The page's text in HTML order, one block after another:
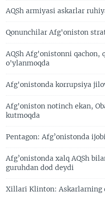
AQSh armiyasi askarlar
Qonunchilar Afg'oniston
AQSh Afg'onistonni qachon,
o'ylanmoqda
Afg'onistonda korrupsiya
Afg'oniston notinch ekan,
kutmoqda
Pentagon: Afg’onistonda
Afg’onistonda xalq AQSh
guruhdan dod deydi
Xillari Klinton: